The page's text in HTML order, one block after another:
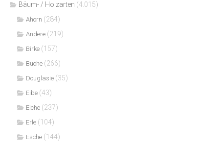
Bäum- / Holzarten (4.015)
Ahorn (284)
Andere (219)
Birke (157)
Buche (266)
Douglasie (35)
Eibe (43)
Eiche (237)
Erle (104)
Esche (144)